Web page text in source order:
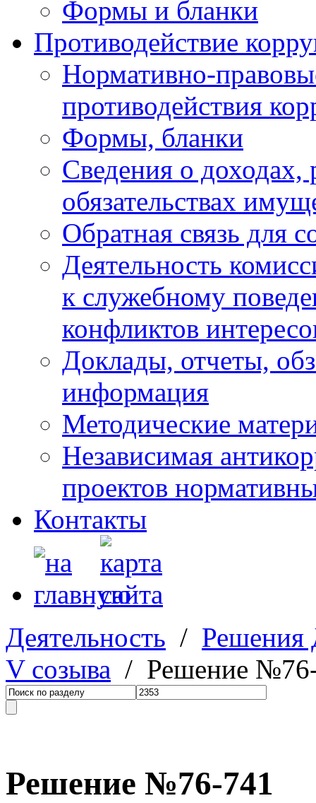
Формы и бланки
Противодействие
Нормативно-
противодействия
Формы, бланки
Сведения о доходах,
обязательствах
Обратная связь для
Деятельность
к служебному
конфликтов
Доклады, отчеты,
информация
Методические
Независимая
проектов
Контакты
Деятельность /
V созыва / Решение
Решение №76-741